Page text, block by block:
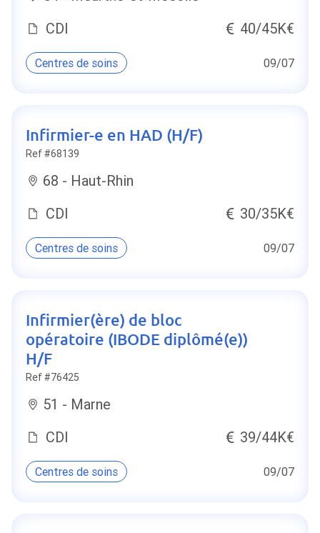
CDI
40/45K€
Centres de soins 09/07
Infirmier-e en HAD (H/F)
Ref #68139
68 - Haut-Rhin
CDI
30/35K€
Centres de soins 09/07
Infirmier(ère) de bloc
opératoire (IBODE diplômé(e))
H/F
Ref #76425
51 - Marne
CDI
39/44K€
Centres de soins 09/07